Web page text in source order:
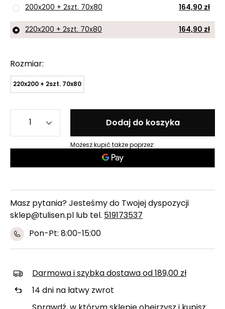
200x200 + 2szt. 70x80 164,90 zł
220x200 + 2szt. 70x80 164,90 zł
Rozmiar
220x200 + 2szt. 70x80
Dodaj do koszyka
Możesz kupić także poprzez:
Masz pytania? Jesteśmy do Twojej dyspozycji
sklep@tulisen.pl lub tel. 519173537
Pon-Pt: 8:00-15:00
Darmowa i szybka dostawa od 189,00 zł
14 dni na łatwy zwrot